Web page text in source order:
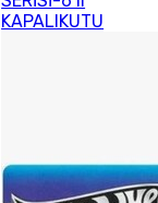
KAPALIKUTU